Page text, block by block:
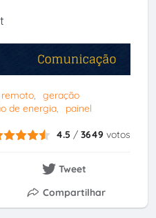
geração
de energia
painel
4.5 /3649 votos
Tweet
Compartilhar